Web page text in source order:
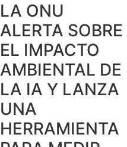
LA ONU
ALERTA SOBRE
EL IMPACTO
AMBIENTAL DE
LA IA Y LANZA
UNA
HERRAMIENTA